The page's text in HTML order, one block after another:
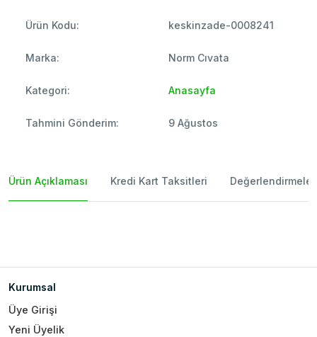
Ürün Kodu: keskinzade-0008241
Marka: Norm Cıvata
Kategori: Anasayfa
Tahmini Gönderim: 9 Ağustos
Ürün Açıklaması Kredi Kart Taksitleri Değerlendirmeler
Kurumsal
Üye Girişi
Yeni Üyelik